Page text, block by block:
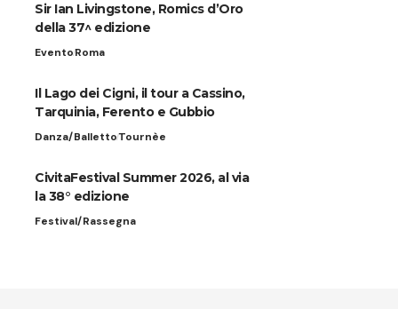
Sir Ian Livingstone, Romics d’Oro
della 37^ edizione
EventoRoma
Il Lago dei Cigni, il tour a Cassino,
Tarquinia, Ferento e Gubbio
Danza/BallettoTournèe
CivitaFestival Summer 2026, al via
la 38° edizione
Festival/Rassegna